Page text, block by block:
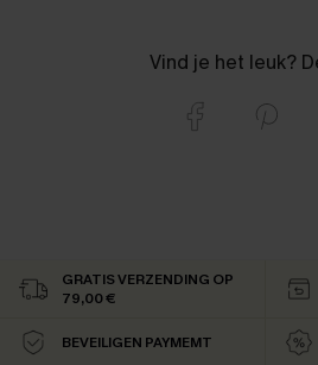
Vind je het leuk?
GRATIS VERZENDING OP
79,00 €
BEVEILIGEN PAYMEMT